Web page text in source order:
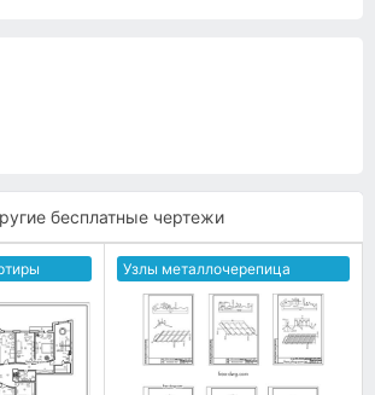
бесплатные чертежи
Узлы металлочерепица